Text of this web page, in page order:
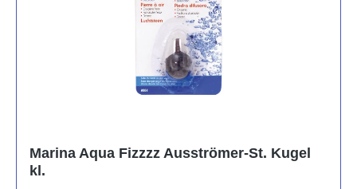
Marina Aqua Fizzzz Ausströmer-St. Kugel
kl.